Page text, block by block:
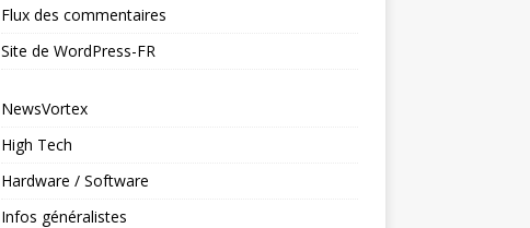
Flux des commentaires
Site de WordPress-FR
NewsVortex
High Tech
Hardware / Software
Infos généralistes